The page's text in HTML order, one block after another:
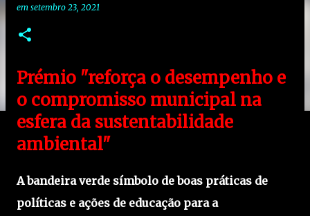
em setembro 23, 2021
Prémio "reforça o desempenho e
o compromisso municipal na
esfera da sustentabilidade
ambiental"
A bandeira verde símbolo de boas práticas de
políticas e ações de educação para a